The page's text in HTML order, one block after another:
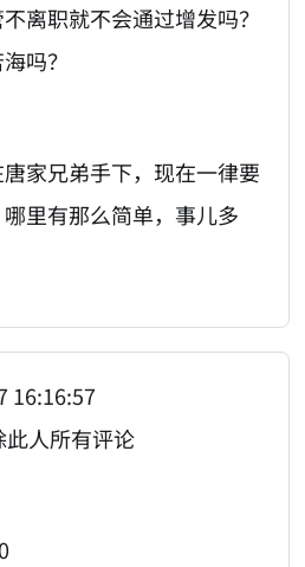
离职就不会通过增发吗？
吗？
家兄弟手下，现在一律要
里有那么简单，事儿多
16:16:57
人所有评论